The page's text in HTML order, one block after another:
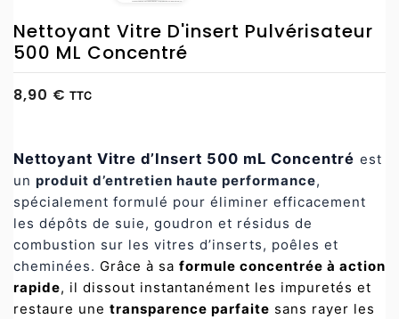
Nettoyant Vitre D'insert Pulvérisateur
500 ML Concentré
8,90 € TTC
Nettoyant Vitre d’Insert 500 mL Concentré est
un produit d’entretien haute performance,
spécialement formulé pour éliminer efficacement
les dépôts de suie, goudron et résidus de
combustion sur les vitres d’inserts, poêles et
cheminées. Grâce à sa formule concentrée à action
rapide, il dissout instantanément les impuretés et
restaure une transparence parfaite sans rayer les